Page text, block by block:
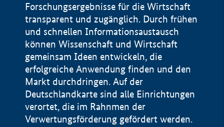
Forschungsergebnisse für die Wirtschaft
transparent und zugänglich. Durch frühen
und schnellen Informationsaustausch
können Wissenschaft und Wirtschaft
gemeinsam Ideen entwickeln, die
erfolgreiche Anwendung finden und den
Markt durchdringen. Auf der
Deutschlandkarte sind alle Einrichtungen
verortet, die im Rahnmen der
Verwertungsförderung gefördert werden.